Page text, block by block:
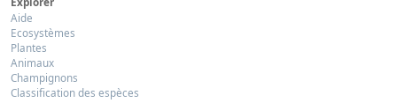
Aide
Ecosystèmes
Plantes
Animaux
Champignons
Classification des espèces